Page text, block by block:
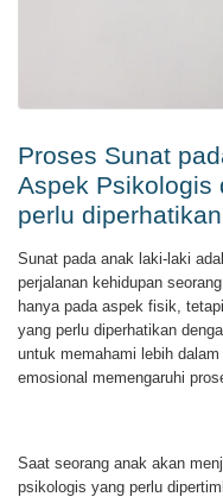
Proses Sunat
Aspek Psikologis
perlu
Sunat pada anak laki-laki
perjalanan kehidupan
hanya pada aspek fisik,
yang perlu diperhatikan
untuk memahami lebih
emosional memengaruhi
Saat seorang anak akan
psikologis yang perlu